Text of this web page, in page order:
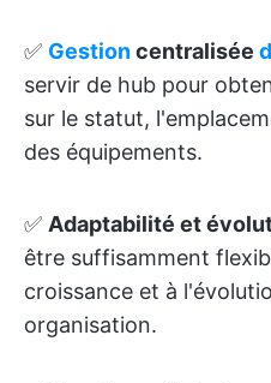
✅ Gestioncentralisée
servir de hub pour
sur le statut,
des équipements.
✅ Adaptabilité et
être suffisamment
croissance et à
organisation.